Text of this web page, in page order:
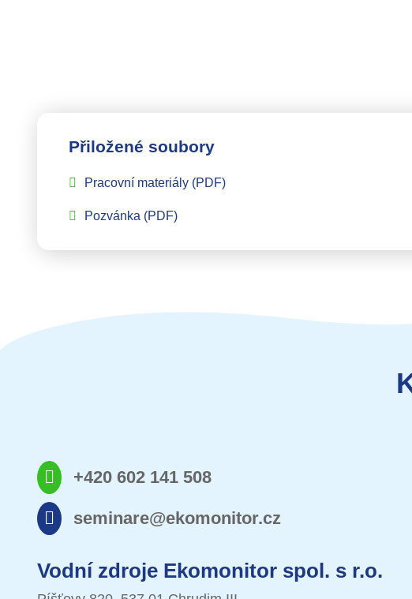
Přiložené soubory
Pracovní materiály (PDF)
Pozvánka (PDF)
+420 602 141 508
seminare@ekomonitor.cz
Vodní zdroje Ekomonitor spol. s r.o.